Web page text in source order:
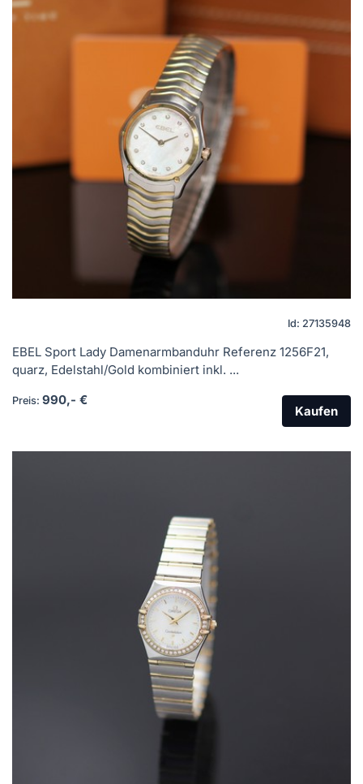
Id: 27135948
EBEL Sport Lady Damenarmbanduhr Referenz 1256F21,
quarz, Edelstahl/Gold kombiniert inkl. ...
Preis: 990,- €
Kaufen